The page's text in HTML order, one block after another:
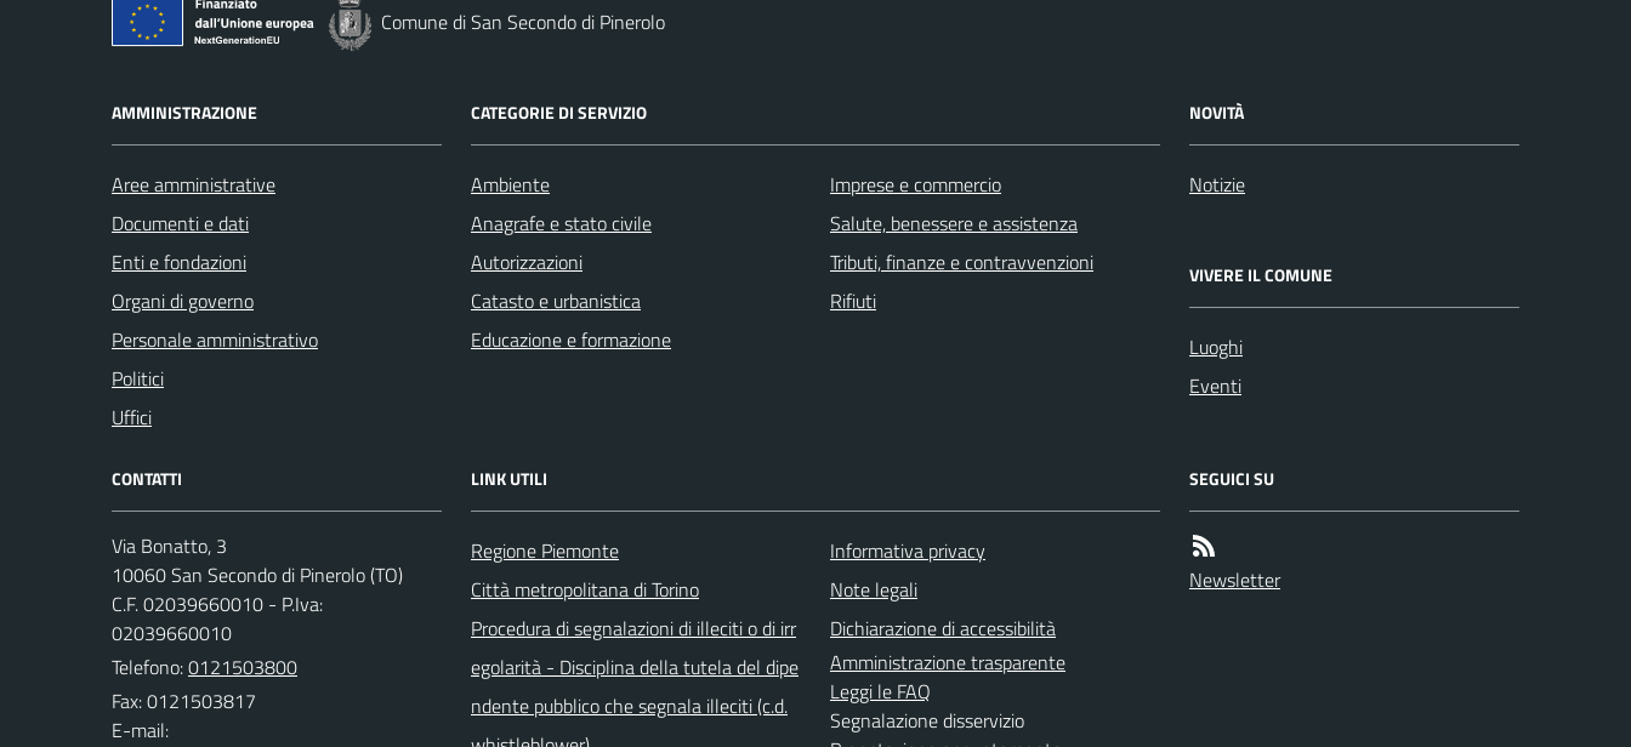
Comune di San Secondo di Pinerolo
AMMINISTRAZIONE
Aree amministrative
Documenti e dati
Enti e fondazioni
Organi di governo
Personale amministrativo
Politici
Uffici
CATEGORIE DI SERVIZIO
Ambiente
Anagrafe e stato civile
Autorizzazioni
Catasto e urbanistica
Educazione e formazione
Imprese e commercio
Salute, benessere e assistenza
Tributi, finanze e contravvenzioni
Rifiuti
NOVITÀ
Notizie
VIVERE IL COMUNE
Luoghi
Eventi
CONTATTI
Via Bonatto, 3
10060 San Secondo di Pinerolo (TO)
C.F. 02039660010 - P.Iva:
02039660010
Telefono:0121503800
Fax: 0121503817
E-mail:
LINK UTILI
Regione Piemonte
Città metropolitana di Torino
Procedura di segnalazioni di illeciti o di irr
egolarità - Disciplina della tutela del dipe
ndente pubblico che segnala illeciti (c.d.
Informativa privacy
Note legali
Dichiarazione di accessibilità
Amministrazione trasparente
Leggi le FAQ
Segnalazione disservizio
SEGUICI SU
Newsletter